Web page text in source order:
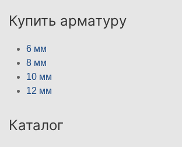
Купить арматуру
6 мм
8 мм
10 мм
12 мм
Каталог